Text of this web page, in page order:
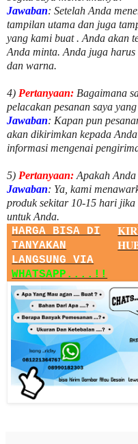
Jawaban: Setelah Anda
tampilan utama dan juga
yang kami buat . Anda akan
Anda minta. Anda juga harus
dan warna.
4) Pertanyaan: Bagaimana
pelacakan pesanan saya
Jawaban: Kapan pun
akan dikirimkan kepada
informasi mengenai
5) Pertanyaan: Apakah
Jawaban: Ya, kami
produk sekitar 10-15 hari jika
untuk Anda.
HARGA BISA DI
TANYAKAN
LANGSUNG VIA
WHATSAPP....!!